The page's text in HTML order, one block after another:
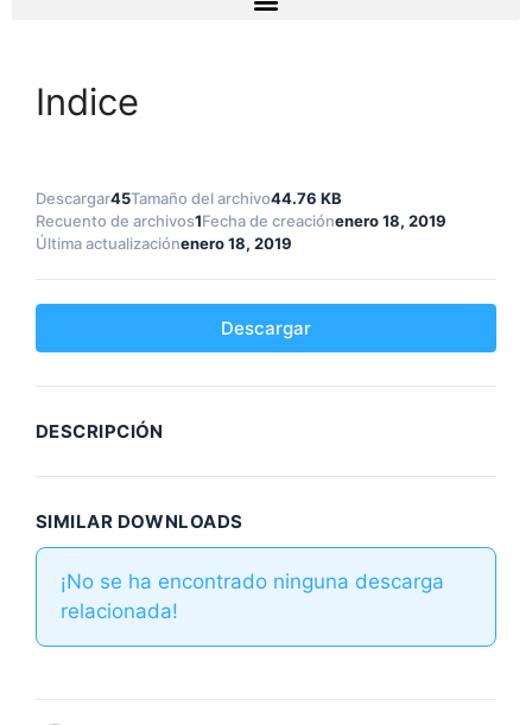
Indice
Descargar45Tamaño del archivo44.76 KB
Recuento de archivos1Fecha de creaciónenero 18, 2019
Última actualizaciónenero 18, 2019
Descargar
DESCRIPCIÓN
SIMILAR DOWNLOADS
¡No se ha encontrado ninguna descarga
relacionada!